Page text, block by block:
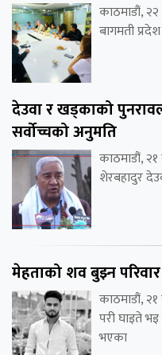
काठमाडौं, २२
बागमती
देउवा र खड्काको
सर्वोच्चको अनुमति
काठमाडौं,
शेरबहादुर
मेहताको शव बुझ्न
काठमाडौं,
परी घाइते
भएका